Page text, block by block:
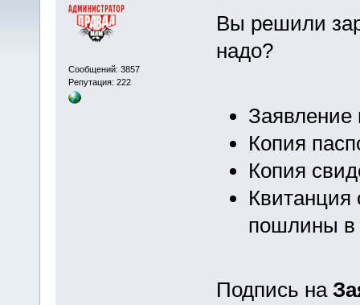
Сообщений: 3857
Репутация: 222
Вы решили
надо?
Копия
Копия
Квитанция
пошлины в
Подпись на